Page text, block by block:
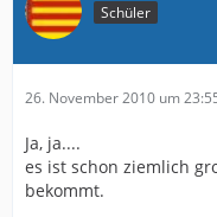
Schüler
26. November 2010 um
Ja, ja....
es ist schon ziemlich
bekommt.